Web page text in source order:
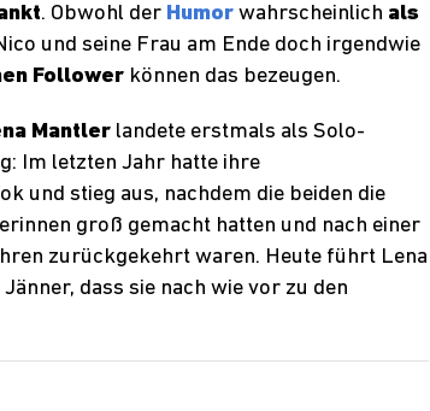
. Obwohl der Humor wahrscheinlich als
und seine Frau am Ende doch irgendwie
Follower können das bezeugen.
Mantler landete erstmals als Solo-
Im letzten Jahr hatte ihre
und stieg aus, nachdem die beiden die
groß gemacht hatten und nach einer
zurückgekehrt waren. Heute führt Lena
dass sie nach wie vor zu den